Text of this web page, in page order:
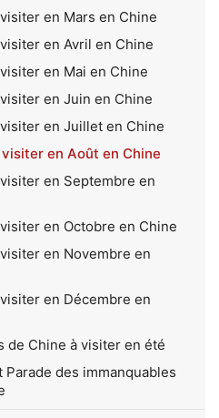
en Mars en Chine
en Avril en Chine
en Mai en Chine
en Juin en Chine
en Juillet en Chine
en Août en Chine
en Septembre en
en Octobre en Chine
en Novembre en
en Décembre en
de Chine à visiter en été
Parade des immanquables